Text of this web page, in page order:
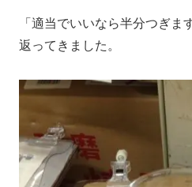
「適当でいいなら半分つぎ
返ってきました。